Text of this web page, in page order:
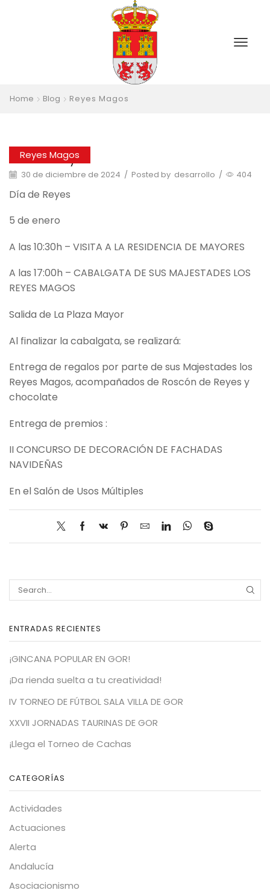
Home Blog Reyes Magos
Reyes Magos
Día de Reyes
30 de diciembre de 2024 / Posted by desarrollo / 404
Día de Reyes
5 de enero
A las 10:30h – VISITA A LA RESIDENCIA DE MAYORES
A las 17:00h – CABALGATA DE SUS MAJESTADES LOS
REYES MAGOS
Salida de La Plaza Mayor
Al finalizar la cabalgata, se realizará:
Entrega de regalos por parte de sus Majestades los
Reyes Magos, acompañados de Roscón de Reyes y
chocolate
Entrega de premios :
II CONCURSO DE DECORACIÓN DE FACHADAS
NAVIDEÑAS
En el Salón de Usos Múltiples
ENTRADAS RECIENTES
¡GINCANA POPULAR EN GOR!
¡Da rienda suelta a tu creatividad!
IV TORNEO DE FÚTBOL SALA VILLA DE GOR
XXVII JORNADAS TAURINAS DE GOR
¡Llega el Torneo de Cachas
CATEGORÍAS
Actividades
Actuaciones
Alerta
Andalucía
Asociacionismo